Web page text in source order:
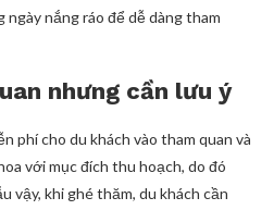
nắng ráo để dễ dàng tham
nhưng cần lưu ý
phí cho du khách vào tham quan và
với mục đích thu hoạch, do đó
vậy, khi ghé thăm, du khách cần